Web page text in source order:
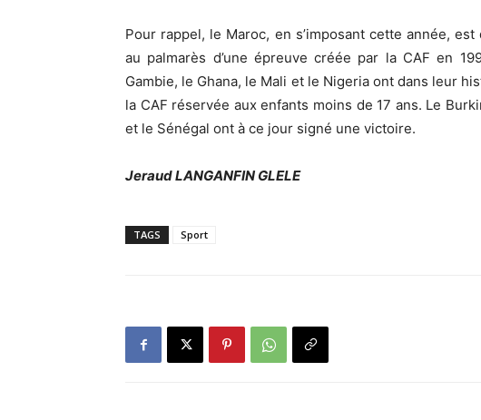
Pour rappel, le Maroc, en s’imposant cette année,
au palmarès d’une épreuve créée par la CAF en
Gambie, le Ghana, le Mali et le Nigeria ont dans leur
la CAF réservée aux enfants moins de 17 ans. Le
et le Sénégal ont à ce jour signé une victoire.
Jeraud LANGANFIN GLELE
TAGS Sport